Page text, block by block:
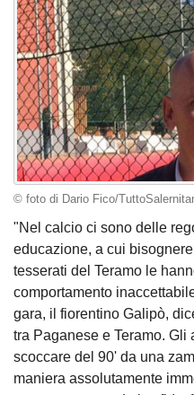
© foto di Dario Fico/
"Nel calcio ci sono delle
educazione, a cui
tesserati del Teramo le
comportamento
gara, il fiorentino Galipò,
tra Paganese e Teramo. Gli
scoccare del 90' da una
maniera assolutamente